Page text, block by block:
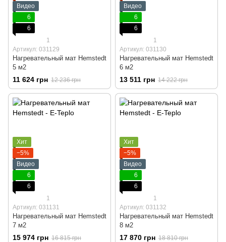
Видео
6
6
1
Артикул: 031129
Нагревательный мат Hemstedt
5 м2
11 624 грн 12 236 грн
Видео
6
6
1
Артикул: 031130
Нагревательный мат Hemstedt
6 м2
13 511 грн 14 222 грн
Хит
−5%
Видео
6
6
1
Артикул: 031131
Нагревательный мат Hemstedt
7 м2
15 974 грн 16 815 грн
Хит
−5%
Видео
6
6
1
Артикул: 031132
Нагревательный мат Hemstedt
8 м2
17 870 грн 18 810 грн